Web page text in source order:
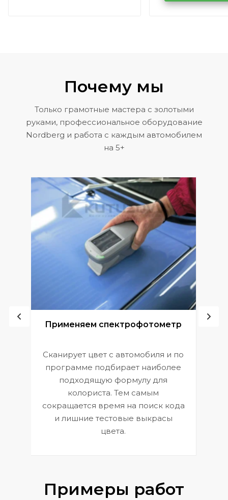
Volkswagen
Почему мы
Только грамотные мастера с золотыми
руками, профессиональное оборудование
Nordberg и работа с каждым автомобилем
на 5+
Применяем спектрофотометр
Сканирует цвет с автомобиля и по
программе подбирает наиболее
подходящую формулу для
колориста. Тем самым
сокращается время на поиск кода
и лишние тестовые выкрасы
цвета.
Примеры работ